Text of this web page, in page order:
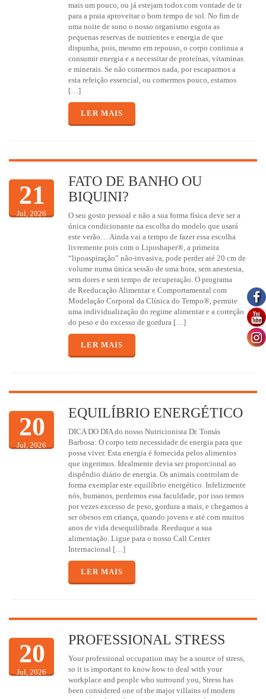
mais um pouco, ou já estejam todos com vontade de ir
para a praia aproveitar o bom tempo de sol. No fim de
uma noite de sono o nosso organismo esgota as
pequenas reservas de nutrientes e energia de que
dispunha, pois, mesmo em repouso, o corpo continua a
consumir energia e a necessitar de proteínas, vitaminas
e minerais. Se não comermos nada, por escaparmos a
esta refeição essencial, ou comermos pouco, estamos
[…]
LER MAIS
21
Jul, 2026
FATO DE BANHO OU
BIQUINI?
O seu gosto pessoal e não a sua forma física deve ser a
única condicionante na escolha do modelo que usará
este verão… Ainda vai a tempo de fazer essa escolha
livremente pois com o Liposhaper®, a primeira
“lipoaspiração” não-invasiva, pode perder até 20 cm de
volume numa única sessão de uma hora, sem anestesia,
sem dores e sem tempo de recuperação. O programa
de Reeducação Alimentar e Comportamental com
Modelação Corporal da Clínica do Tempo®, permite
uma individualização do regime alimentar e a correção
do peso e do excesso de gordura […]
LER MAIS
20
Jul, 2026
EQUILÍBRIO ENERGÉTICO
DICA DO DIA do nosso Nutricionista Dr. Tomás
Barbosa: O corpo tem necessidade de energia para que
possa viver. Esta energia é fornecida pelos alimentos
que ingerimos. Idealmente devia ser proporcional ao
dispêndio diário de energia. Os animais controlam de
forma exemplar este equilíbrio energético. Infelizmente
nós, humanos, perdemos essa faculdade, por isso temos
por vezes excesso de peso, gordura a mais, e chegamos a
ser obesos em criança, quando jovens e até com muitos
anos de vida desequilibrada. Reeduque a sua
alimentação. Ligue para o nosso Call Center
Internacional […]
LER MAIS
20
Jul, 2026
PROFESSIONAL STRESS
Your professional occupation may be a source of stress,
so it is important to know how to deal with your
workplace and people who surround you, Stress has
been considered one of the major villains of modern